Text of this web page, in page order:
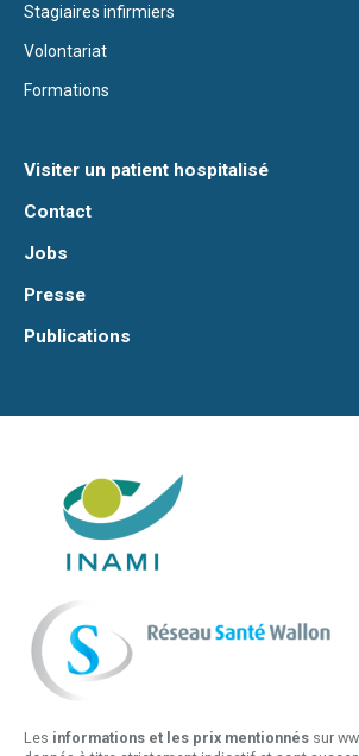
Stagiaires infirmiers
Volontariat
Formations
Visiter un patient hospitalisé
Contact
Jobs
Presse
Publications
Les informations et les prix mentionnés sur